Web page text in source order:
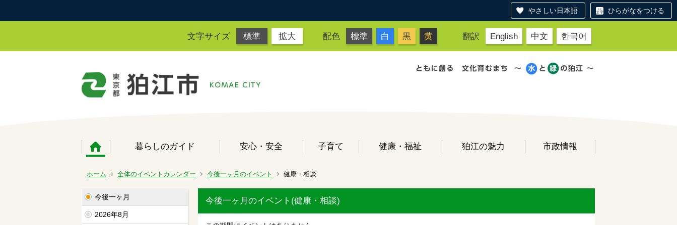
やさしい日本語 ひらがなをつける
文字サイズ 標準 拡大 配色 標準 白 黒 黄 翻訳 English 中文 한국어
暮らしのガイド 安心・安全 子育て 健康・福祉 狛江の魅力 市政情報
ホーム 全体のイベントカレンダー 今後一ヶ月のイベント 健康・相談
今後一ヶ月
2026年8月
今後一ヶ月のイベント(健康・相談)